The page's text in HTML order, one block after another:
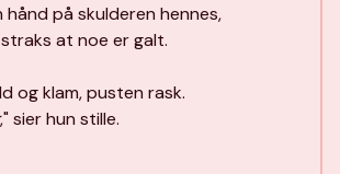
hånd på skulderen hennes,
at noe er galt.
og klam, pusten rask.
," sier hun stille.